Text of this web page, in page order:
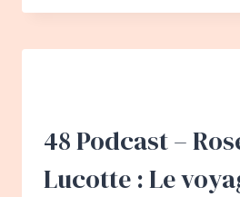
–
LEYRAVOUX
TÊTE
POKERÀ
48 Podcast –
Lucotte : Le